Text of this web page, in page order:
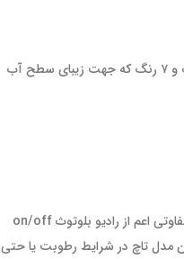
دو نوع چراغ واتر پروف led داریم، تک رنگ و ۷ رنگ که جهت زیبای سطح آب
این سیستم دارای ورودی و خروجی های متفاوتی اعم از رادیو بلوتوث on/off
مدل تاچ در شرایط رطوبت یا حتی